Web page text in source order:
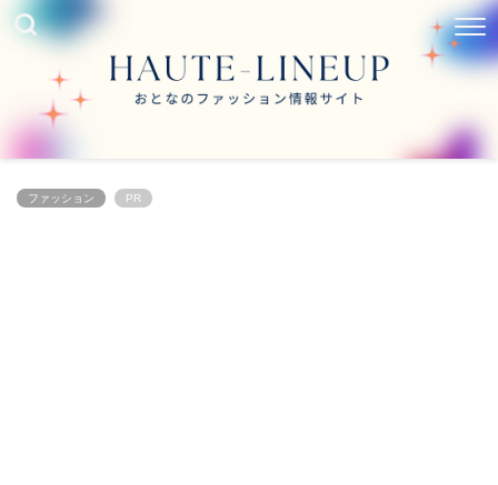
ファッション PR